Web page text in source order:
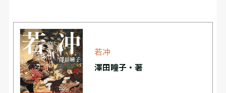
若冲
澤田瞳子・著